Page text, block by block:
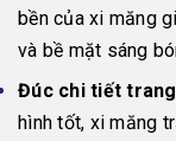
bền của xi măng
và bề mặt sáng
Đúc chi tiết
hình tốt, xi măng